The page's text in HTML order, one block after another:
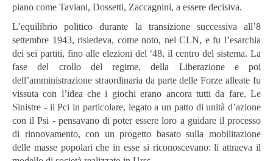
piano come Taviani, Dossetti, Zaccagnini, a essere decisiva.
L’equilibrio politico durante la transizione successiva all’8
settembre 1943, risiedeva, come noto, nel CLN, e fu l’esarchia
dei sei partiti, fino alle elezioni del ‘48, il centro del sistema. La
fase del crollo del regime, della Liberazione e poi
dell’amministrazione straordinaria da parte delle Forze alleate fu
vissuta con l’idea che i giochi erano ancora tutti da fare. Le
Sinistre - il Pci in particolare, legato a un patto di unità d’azione
con il Psi - pensavano di poter essere loro a guidare il processo
di rinnovamento, con un progetto basato sulla mobilitazione
delle masse popolari che in esse si riconoscevano: li attraeva il